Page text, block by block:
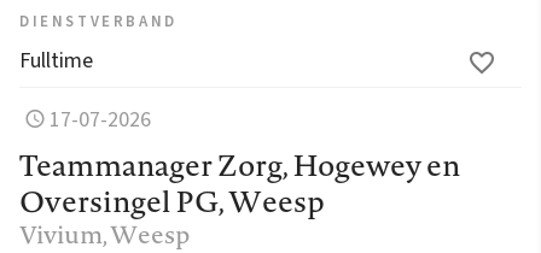
DIENSTVERBAND
Fulltime
17-07-2026
Teammanager Zorg, Hogewey en
Oversingel PG, Weesp
Vivium, Weesp